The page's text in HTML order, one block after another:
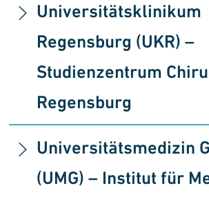
Universitätsklinikum
Regensburg (UKR) –
Studienzentrum
Regensburg
Universitätsmedizin
(UMG)– Institut für